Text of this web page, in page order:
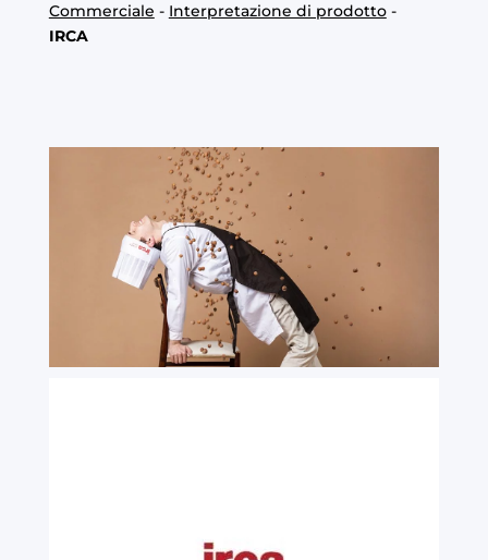
Commerciale - Interpretazione di prodotto-
IRCA